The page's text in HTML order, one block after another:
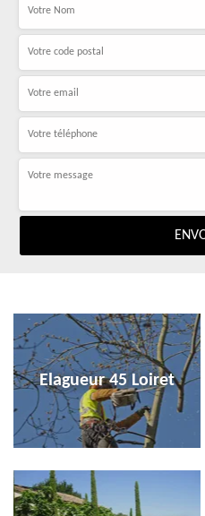
Elagueur 45 Loiret